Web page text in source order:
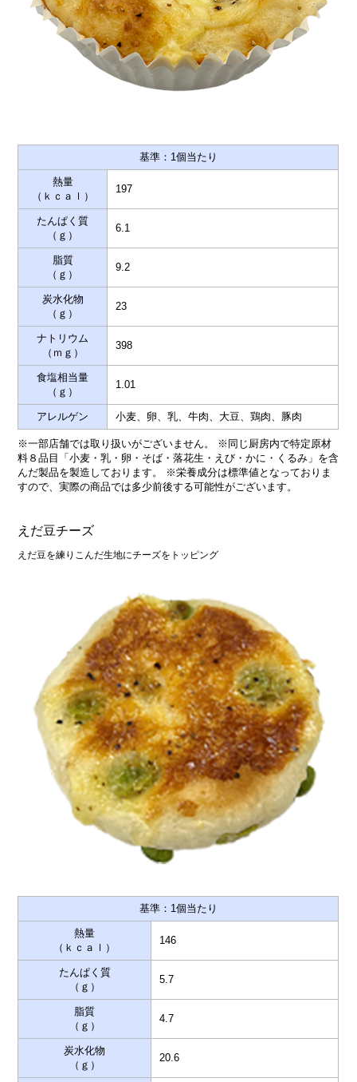
基準：1個当たり
熱量
（ｋｃａｌ）
197
たんぱく質
（ｇ）
6.1
脂質
（ｇ）
9.2
炭水化物
（ｇ）
23
ナトリウム
（ｍｇ）
398
食塩相当量
（ｇ）
1.01
アレルゲン 小麦、卵、乳、牛肉、大豆、鶏肉、豚肉
※一部店舗では取り扱いがございません。 ※同じ厨房内で特定原材
料８品目「小麦・乳・卵・そば・落花生・えび・かに・くるみ」を含
んだ製品を製造しております。 ※栄養成分は標準値となっておりま
すので、実際の商品では多少前後する可能性がございます。
えだ豆チーズ
えだ豆を練りこんだ生地にチーズをトッピング
基準：1個当たり
熱量
（ｋｃａｌ）
146
たんぱく質
（ｇ）
5.7
脂質
（ｇ）
4.7
炭水化物
（ｇ）
20.6